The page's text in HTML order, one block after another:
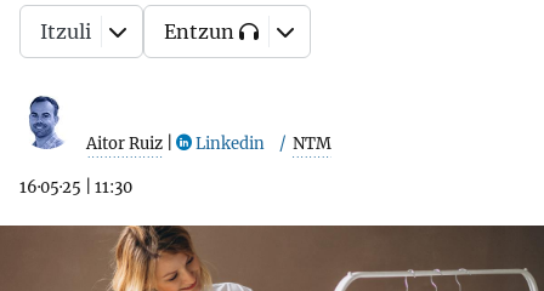
Aitor Ruiz Linkedin NTM
16·05·25 11:30
Itzuli Entzun